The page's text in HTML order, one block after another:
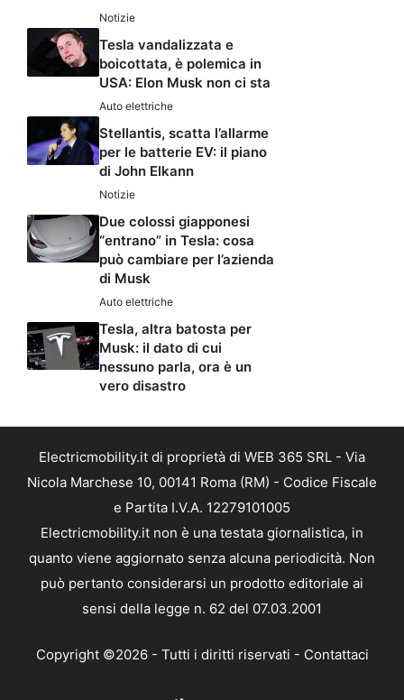
Notizie
Tesla vandalizzata e
boicottata, è polemica in
USA: Elon Musk non ci sta
Auto elettriche
Stellantis, scatta l’allarme
per le batterie EV: il piano
di John Elkann
Notizie
Due colossi giapponesi
“entrano” in Tesla: cosa
può cambiare per l’azienda
di Musk
Auto elettriche
Tesla, altra batosta per
Musk: il dato di cui
nessuno parla, ora è un
vero disastro
Electricmobility.it di proprietà di WEB 365 SRL - Via
Nicola Marchese 10, 00141 Roma (RM) - Codice Fiscale
e Partita I.V.A. 12279101005
Electricmobility.it non è una testata giornalistica, in
quanto viene aggiornato senza alcuna periodicità. Non
può pertanto considerarsi un prodotto editoriale ai
sensi della legge n. 62 del 07.03.2001
Copyright ©2026 - Tutti i diritti riservati - Contattaci